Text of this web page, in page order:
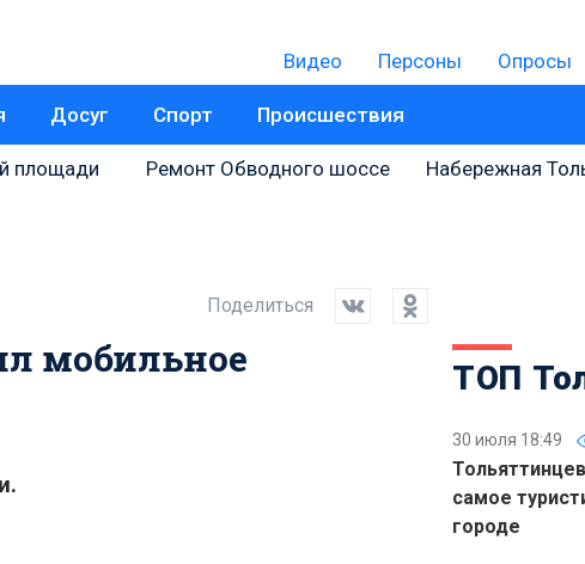
Видео Персоны Опросы
Досуг Спорт Происшествия
площади Ремонт Обводного шоссе
Набережная
Поделиться
мобильное
ТОП
30 июля 18:49
самое
городе